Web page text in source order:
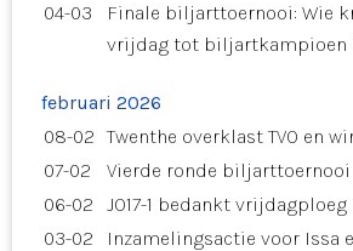
04-03
Finale biljarttoernooi: Wie
vrijdag tot biljartkampioen
februari 2026
08-02 Twenthe overklast TVO en
07-02
Vierde ronde
06-02
JO17-1 bedankt
03-02
Inzamelingsactie voor Issa